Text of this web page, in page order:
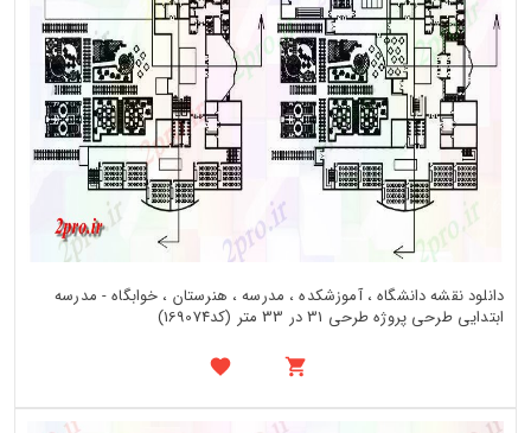
دانلود نقشه دانشگاه ، آموزشکده ، مدرسه ، هنرستان ، خوابگاه - مدرسه
ابتدایی طرحی پروژه طرحی 31 در 33 متر (کد169074)